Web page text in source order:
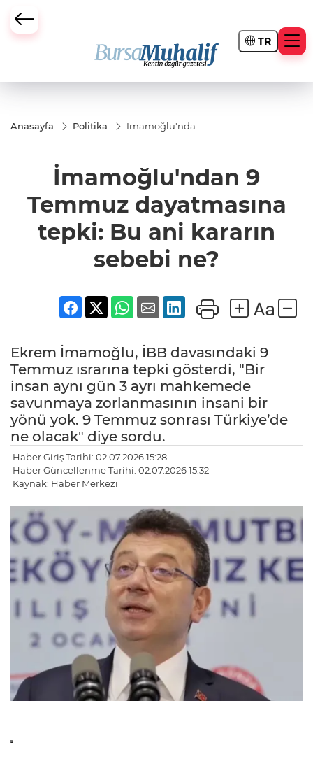
TR
Büyükşehir Darbesi
Anasayfa Politika
İmamoğlu'ndan
kararın sebebi
ne?
İmamoğlu'ndan 9
Temmuz dayatmasına
tepki: Bu ani kararın
sebebi ne?
Ekrem İmamoğlu, İBB davasındaki 9
Temmuz ısrarına tepki gösterdi, "Bir
insan aynı gün 3 ayrı mahkemede
savunmaya zorlanmasının insani bir
yönü yok. 9 Temmuz sonrası Türkiye’de
ne olacak" diye sordu.
Haber Giriş Tarihi: 02.07.2026 15:28
Haber Güncellenme Tarihi: 02.07.2026 15:32
Kaynak: Haber Merkezi